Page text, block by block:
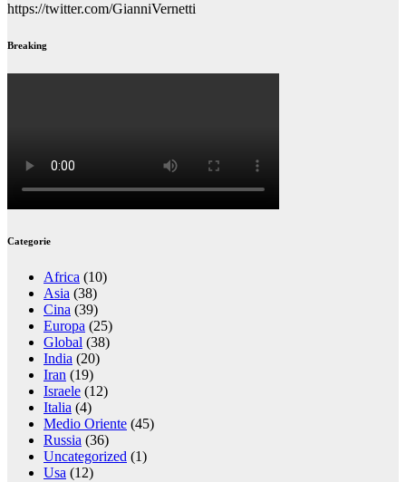
https://twitter.com/GianniVernetti
Breaking
Categorie
Africa (10)
Asia (38)
Cina (39)
Europa (25)
Global (38)
India (20)
Iran (19)
Israele (12)
Italia (4)
Medio Oriente (45)
Russia (36)
Uncategorized (1)
Usa (12)